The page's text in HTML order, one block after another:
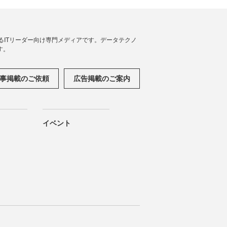
リーダー向け専門メディアです。データテクノ
掲載のご依頼 広告掲載のご案内
イベント